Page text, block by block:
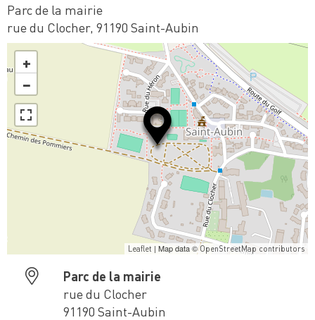
Parc de la mairie
rue du Clocher, 91190 Saint-Aubin
+
−
Leaflet | Map data ©OpenStreetMap contributors
Parc de la mairie
rue du Clocher
91190 Saint-Aubin